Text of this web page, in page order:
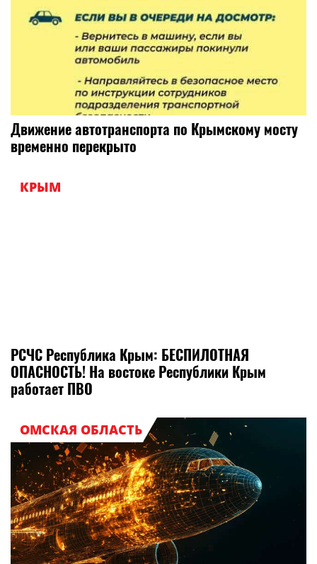
Движение автотранспорта по Крымскому мосту
временно перекрыто
КРЫМ
РСЧС Республика Крым: БЕСПИЛОТНАЯ
ОПАСНОСТЬ! На востоке Республики Крым
работает ПВО
ОМСКАЯ ОБЛАСТЬ